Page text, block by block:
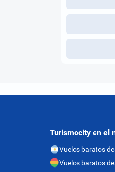
Turismocity en el
Vuelos baratos
Vuelos baratos